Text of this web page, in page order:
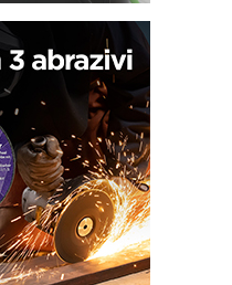
složenih
korist
mestu!
od 40 godina
INDICATOR
za efikasnije